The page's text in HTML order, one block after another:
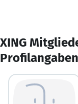
XING
Profilangaben